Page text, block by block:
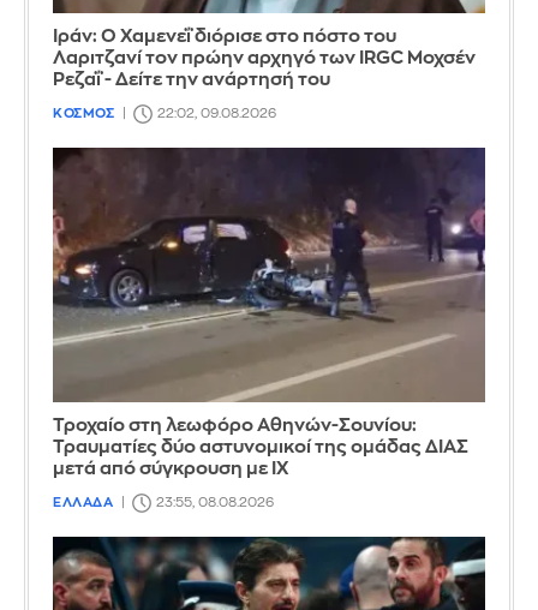
Ιράν: Ο Χαμενεΐ διόρισε στο πόστο του
Λαριτζανί τον πρώην αρχηγό των IRGC Μοχσέν
Ρεζαΐ - Δείτε την ανάρτησή του
ΚΟΣΜΟΣ 22:02, 09.08.2026
Τροχαίο στη λεωφόρο Αθηνών-Σουνίου:
Τραυματίες δύο αστυνομικοί της ομάδας ΔΙΑΣ
μετά από σύγκρουση με ΙΧ
ΕΛΛΑΔΑ 23:55, 08.08.2026